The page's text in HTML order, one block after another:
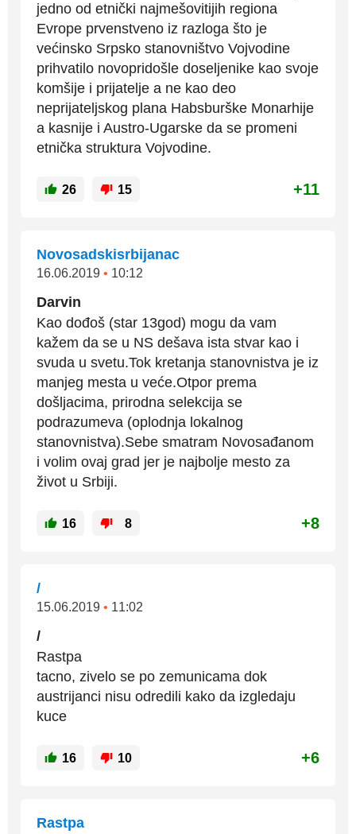
jedno od etnički najmešovitijih regiona
Evrope prvenstveno iz razloga što je
većinsko Srpsko stanovništvo Vojvodine
prihvatilo novopridošle doseljenike kao svoje
komšije i prijatelje a ne kao deo
neprijateljskog plana Habsburške Monarhije
a kasnije i Austro-Ugarske da se promeni
etnička struktura Vojvodine.
26 15 +11
Novosadskisrbijanac
16.06.2019 • 10:12
Darvin
Kao dođoš (star 13god) mogu da vam
kažem da se u NS dešava ista stvar kao i
svuda u svetu.Tok kretanja stanovnistva je iz
manjeg mesta u veće.Otpor prema
došljacima, prirodna selekcija se
podrazumeva (oplodnja lokalnog
stanovnistva).Sebe smatram Novosađanom
i volim ovaj grad jer je najbolje mesto za
život u Srbiji.
16 8 +8
/
15.06.2019 • 11:02
/
Rastpa
tacno, zivelo se po zemunicama dok
austrijanci nisu odredili kako da izgledaju
kuce
16 10 +6
Rastpa